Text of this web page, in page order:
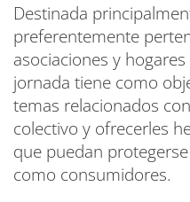
Destinada
preferentemente
asociaciones y
jornada tiene como
temas relacionados
colectivo y ofrecerles
que puedan
como consumidores.